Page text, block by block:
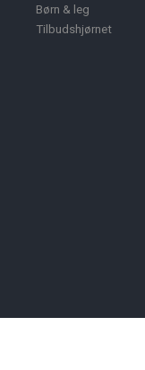
Børn & leg
Tilbudshjørnet